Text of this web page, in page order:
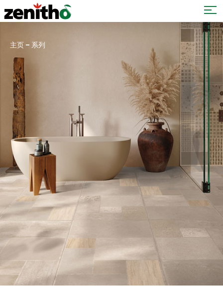
主页 – 系列